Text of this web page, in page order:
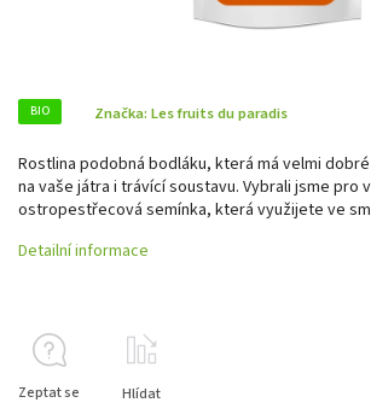
BIO Značka: Les fruits du paradis
Rostlina podobná bodláku, která má velmi
na vaše játra i trávící soustavu. Vybrali jsme pro
ostropestřecová semínka, která využijete ve
Detailní informace
Zeptat se Hlídat